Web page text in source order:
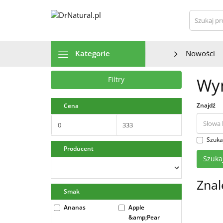
Kategorie Nowości
Filtry
Cena
Producent
Smak
Ananas
Apple
&amp;Pear
Znajdź